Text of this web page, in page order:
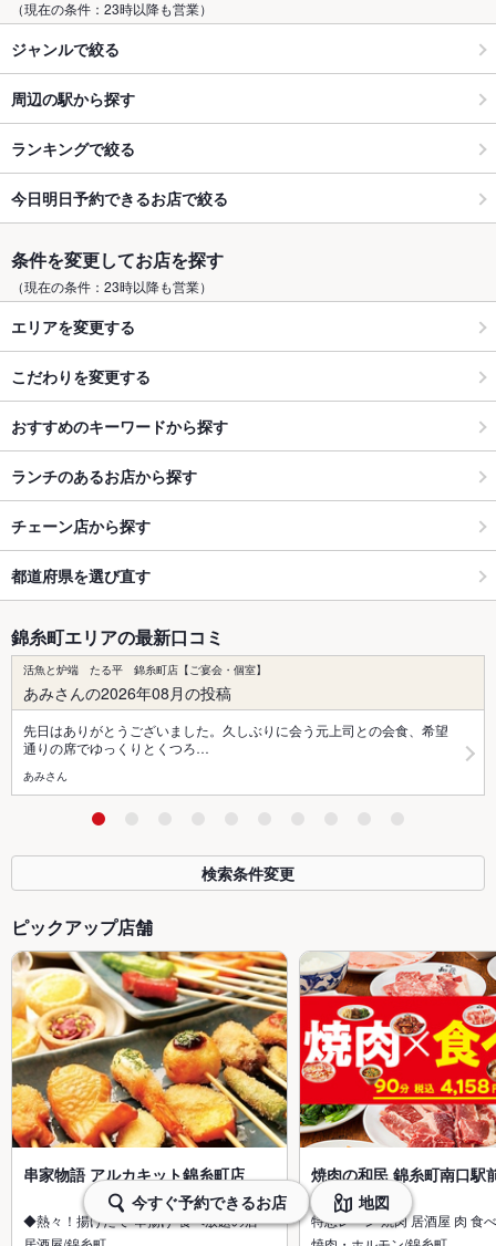
（現在の条件：23時以降も営業）
ジャンルで絞る
周辺の駅から探す
ランキングで絞る
今日明日予約できるお店で絞る
条件を変更してお店を探す
（現在の条件：23時以降も営業）
エリアを変更する
こだわりを変更する
おすすめのキーワードから探す
ランチのあるお店から探す
チェーン店から探す
都道府県を選び直す
錦糸町エリアの最新口コミ
活魚と炉端 たる平 錦糸町店【ご宴会・個室】
あみさんの2026年08月の投稿
先日はありがとうございました。久しぶりに会う元上司との会食、希望
通りの席でゆっくりとくつろ…
あみさん
検索条件変更
ピックアップ店舗
串家物語 アルカキット錦糸町店
◆熱々！揚げたて”串揚げ”食べ放題の店
焼肉の和民 錦糸町南口駅
特急レーン 焼肉 居酒屋 肉 食
今すぐ予約できるお店 地図